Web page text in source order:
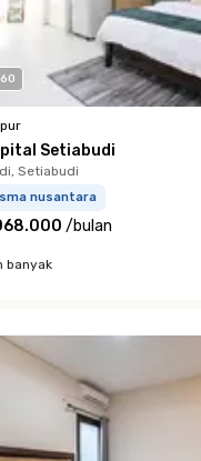
Setiabudi
Setiabudi
nusantara
/bulan
banyak